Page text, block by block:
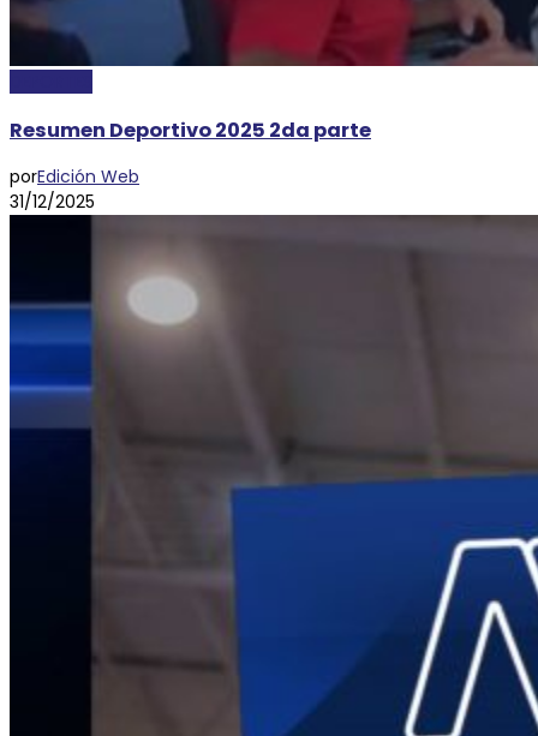
Resumen Deportivo 2025 2da parte
porEdición Web
31/12/2025